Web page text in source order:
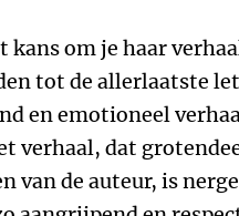
kans om je haar
tot de allerlaatste
en emotioneel
verhaal, dat
van de auteur, is